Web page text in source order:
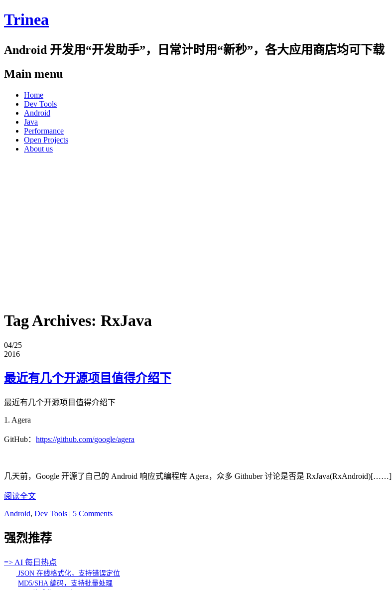
Trinea
Android 开发用“开发助手”，日常计时用“新秒”，各大应用商店均可下载
Main menu
Skip
content
Home
Dev Tools
Android
Java
Performance
Open Projects
About us
Tag Archives: RxJava
04/25
2016
最近有几个开源项目值得介绍下
最近有几个开源项目值得介绍下
1. Agera
GitHub： https://github.com/google/agera
几天前，Google 开源了自己的 Android 响应式编程库 Agera，众多 Githuber 讨论是否是 RxJava(RxAndroid)[……]
阅读全文
Android, Dev Tools | 5 Comments
强烈推荐
=> AI 每日热点
JSON 在线格式化，支持错误定位
MD5/SHA 编码，支持批量处理